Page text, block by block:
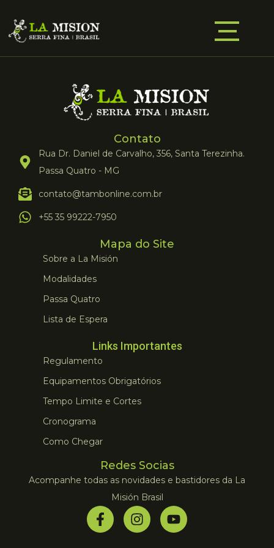
Contato
Rua Dr. Daniel de Carvalho, 356, Santa Terezinha.
Passa Quatro - MG
contato@tambonline.com.br
+55 35 99222-7950
Mapa do Site
Sobre a La Misión
Modalidades
Passa Quatro
Lista de Espera
Links Importantes
Regulamento
Equipamentos Obrigatórios
Tempo Limite e Cortes
Cronograma
Como Chegar
Redes Socias
Acompanhe todas as novidades e bastidores da La
Misión Brasil